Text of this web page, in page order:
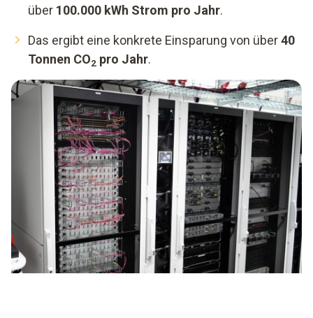
über 100.000 kWh Strom pro Jahr.
Das ergibt eine konkrete Einsparung von über40
Tonnen CO2 pro Jahr.